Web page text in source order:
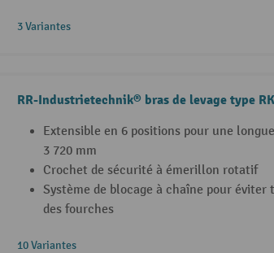
3 Variantes
RR-Industrietechnik® bras de levage type
Extensible en 6 positions pour une
3 720 mm
Crochet de sécurité à émerillon rotatif
Système de blocage à chaîne pour éviter
des fourches
10 Variantes